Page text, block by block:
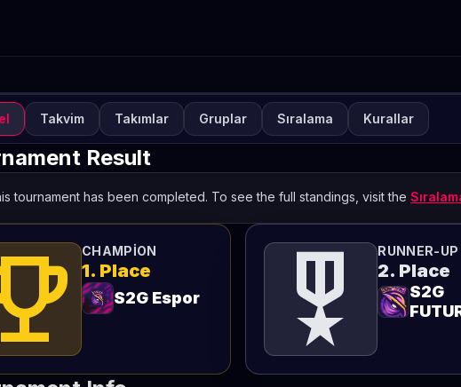
TURNUVA KAPALI
Always-ON VALORANT
TETO
Takvim Takımlar Gruplar Sıralama Kurallar
Result
tournament has been completed. To see the full standings, visit the
CHAMPION
1. Place
S2G Espor military_techRUNNER-UP
2. Place
S2G